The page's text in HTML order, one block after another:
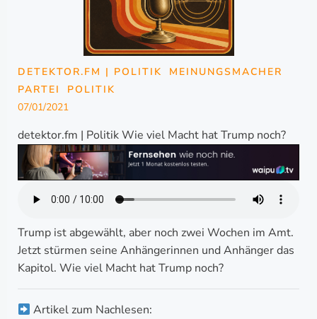
DETEKTOR.FM | POLITIK
MEINUNGSMACHER
PARTEI
POLITIK
07/01/2021
detektor.fm | Politik Wie viel Macht hat Trump noch?
Trump ist abgewählt, aber noch zwei Wochen im Amt.
Jetzt stürmen seine Anhängerinnen und Anhänger das
Kapitol. Wie viel Macht hat Trump noch?
Artikel zum Nachlesen: